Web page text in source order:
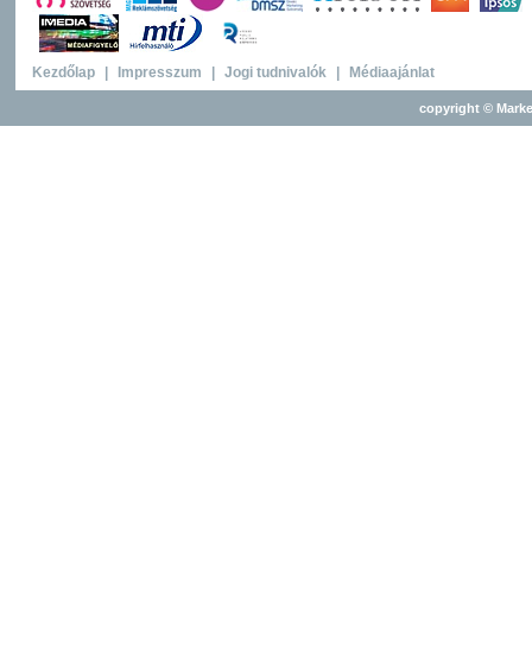
Kezdőlap Impresszum Jogi tudnivalók Médiaajánlat
copyright ©